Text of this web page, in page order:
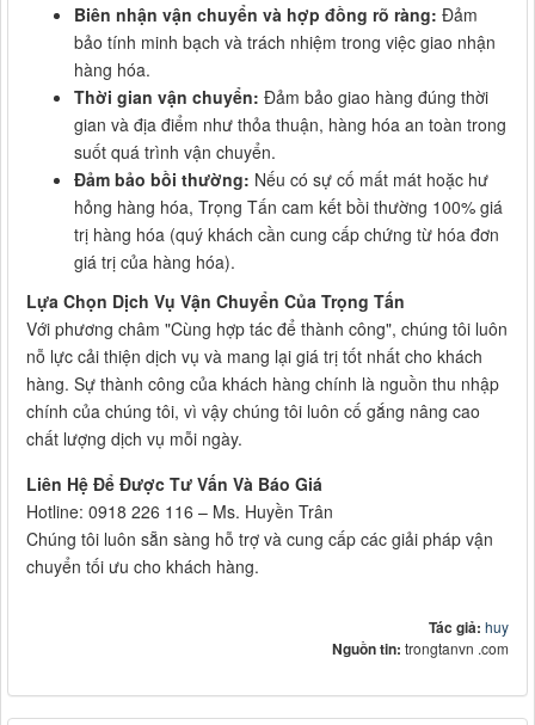
Biên nhận vận chuyển và hợp đồng rõ ràng: Đảm
bảo tính minh bạch và trách nhiệm trong việc giao nhận
hàng hóa.
Thời gian vận chuyển: Đảm bảo giao hàng đúng thời
gian và địa điểm như thỏa thuận, hàng hóa an toàn trong
suốt quá trình vận chuyển.
Đảm bảo bồi thường: Nếu có sự cố mất mát hoặc hư
hỏng hàng hóa, Trọng Tấn cam kết bồi thường 100% giá
trị hàng hóa (quý khách cần cung cấp chứng từ hóa đơn
giá trị của hàng hóa).
Lựa Chọn Dịch Vụ Vận Chuyển Của Trọng Tấn
Với phương châm "Cùng hợp tác để thành công", chúng tôi luôn
nỗ lực cải thiện dịch vụ và mang lại giá trị tốt nhất cho khách
hàng. Sự thành công của khách hàng chính là nguồn thu nhập
chính của chúng tôi, vì vậy chúng tôi luôn cố gắng nâng cao
chất lượng dịch vụ mỗi ngày.
Liên Hệ Để Được Tư Vấn Và Báo Giá
Hotline: 0918 226 116 – Ms. Huyền Trân
Chúng tôi luôn sẵn sàng hỗ trợ và cung cấp các giải pháp vận
chuyển tối ưu cho khách hàng.
Tác giả: huy
Nguồn tin: trongtanvn .com